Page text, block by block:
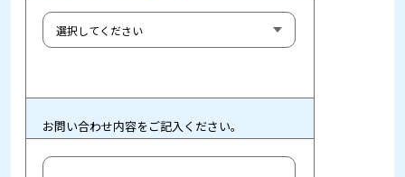
お問い合わせ内容をご記入ください。